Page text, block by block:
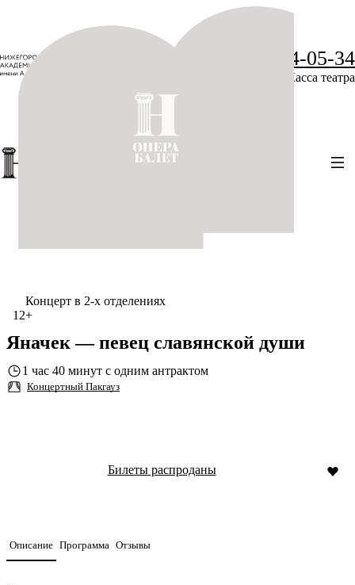
+7 (831) 234-05-34
Касса театра
Концерт в 2-х отделениях
12+
Яначек — певец славянской души
1 час 40 минут с одним антрактом
Концертный Пакгауз
Билеты распроданы
Описание Программа Отзывы